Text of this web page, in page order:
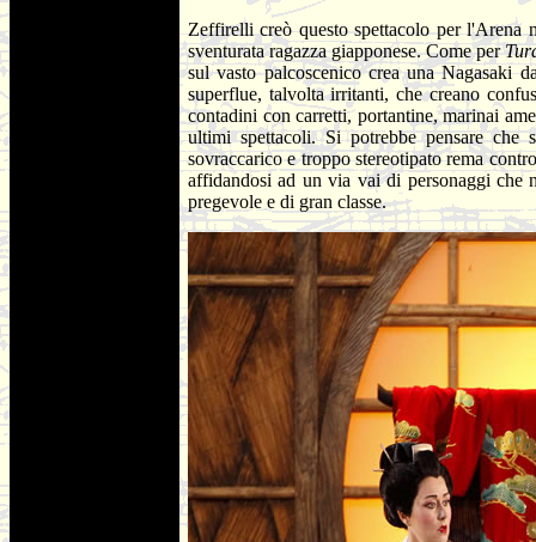
Zeffirelli creò questo spettacolo per l'Arena
sventurata ragazza giapponese. Come per
sul vasto palcoscenico crea una Nagasaki
superflue, talvolta irritanti, che creano
contadini con carretti, portantine, marinai
ultimi spettacoli. Si potrebbe pensare che
sovraccarico e troppo stereotipato rema
affidandosi ad un via vai di personaggi che
pregevole e di gran classe.